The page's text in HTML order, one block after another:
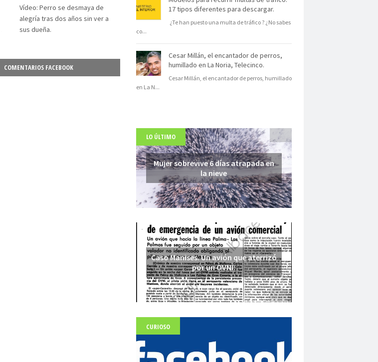
Vídeo: Perro se desmaya de
alegría tras dos años sin ver a
sus dueña.
COMENTARIOS FACEBOOK
17 tipos diferentes para descargar.
¿Te han puesto una multa de tráfico ? ¿No sabes
co...
Cesar Millán, el encantador de perros,
humillado en La Noria, Telecinco.
Cesar Millán, el encantador de perros, humillado
en La N...
LO ÚLTIMO
Mujer sobrevive 6 días atrapada en
la nieve
Caso Manises. Un avión que aterrizó
por un OVNI.
Fuerte abandonado del siglo XIX
CURIOSO